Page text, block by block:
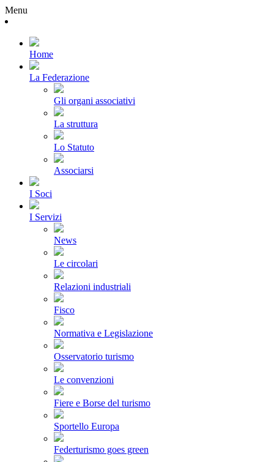
Menu
Home
La Federazione
Gli organi associativi
La struttura
Lo Statuto
Associarsi
I Soci
I Servizi
News
Le circolari
Relazioni industriali
Fisco
Normativa e Legislazione
Osservatorio turismo
Le convenzioni
Fiere e Borse del turismo
Sportello Europa
Federturismo goes green